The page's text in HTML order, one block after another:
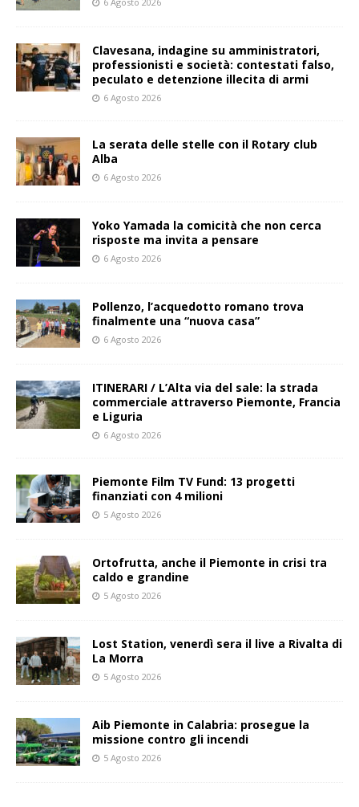
Clavesana, indagine su amministratori,
professionisti e società: contestati falso,
peculato e detenzione illecita di armi
6 Agosto 2026
La serata delle stelle con il Rotary club
Alba
6 Agosto 2026
Yoko Yamada la comicità che non cerca
risposte ma invita a pensare
6 Agosto 2026
Pollenzo, l’acquedotto romano trova
finalmente una “nuova casa”
6 Agosto 2026
ITINERARI / L’Alta via del sale: la strada
commerciale attraverso Piemonte, Francia
e Liguria
6 Agosto 2026
Piemonte Film TV Fund: 13 progetti
finanziati con 4 milioni
5 Agosto 2026
Ortofrutta, anche il Piemonte in crisi tra
caldo e grandine
5 Agosto 2026
Lost Station, venerdì sera il live a Rivalta di
La Morra
5 Agosto 2026
Aib Piemonte in Calabria: prosegue la
missione contro gli incendi
5 Agosto 2026